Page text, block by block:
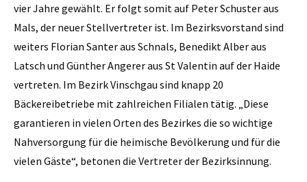
vier Jahre gewählt. Er folgt somit auf Peter Schuster aus
Mals, der neuer Stellvertreter ist. Im Bezirksvorstand sind
weiters Florian Santer aus Schnals, Benedikt Alber aus
Latsch und Günther Angerer aus St Valentin auf der Haide
vertreten. Im Bezirk Vinschgau sind knapp 20
Bäckereibetriebe mit zahlreichen Filialen tätig. „Diese
garantieren in vielen Orten des Bezirkes die so wichtige
Nahversorgung für die heimische Bevölkerung und für die
vielen Gäste“, betonen die Vertreter der Bezirksinnung.